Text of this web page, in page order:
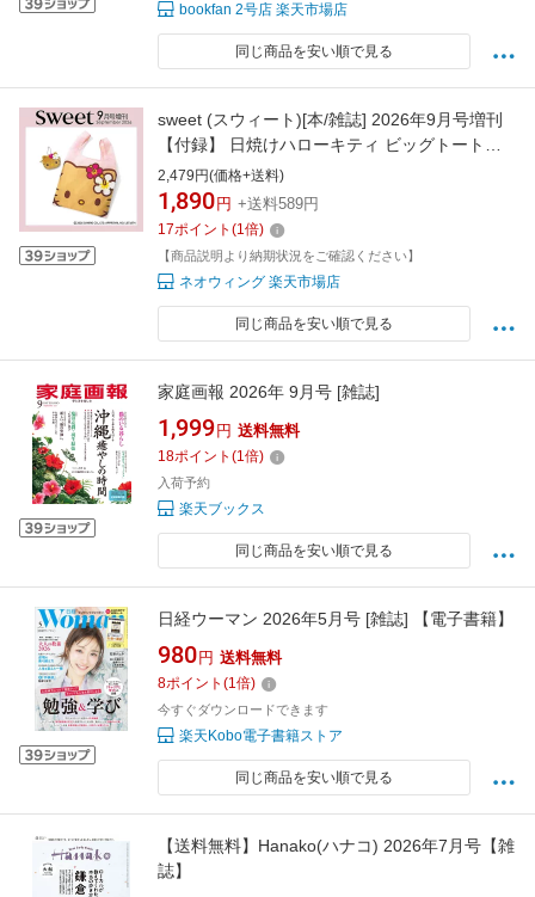
bookfan 2号店 楽天市場店
同じ商品を安い順で見る
sweet (スウィート)[本/雑誌] 2026年9月号増刊
【付録】 日焼けハローキティ ビッグトートバ
ッグ&フェイスチャーム / 宝島社
2,479円(価格+送料)
1,890 円 +送料589円
17ポイント (1倍)
【商品説明より納期状況をご確認ください】
ネオウィング 楽天市場店
同じ商品を安い順で見る
家庭画報 2026年 9月号 [雑誌]
1,999 円 送料無料
18ポイント (1倍)
入荷予約
楽天ブックス
同じ商品を安い順で見る
日経ウーマン 2026年5月号 [雑誌] 【電子書籍】
980 円 送料無料
8ポイント (1倍)
今すぐダウンロードできます
楽天Kobo電子書籍ストア
同じ商品を安い順で見る
【送料無料】Hanako(ハナコ) 2026年7月号【雑
誌】